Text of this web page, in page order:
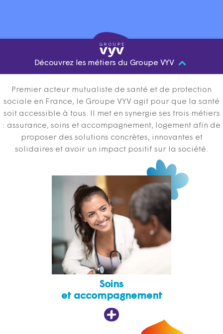
Découvrez les métiers du Groupe VYV
Premier acteur mutualiste de santé et de protection
sociale en France, le Groupe VYV agit pour que la santé
soit accessible à tous. Il met en synergie ses trois métiers
: assurance, soins et accompagnement, logement afin de
proposer des solutions concrètes, innovantes et
solidaires et avoir un impact positif sur la société.
Soins
et accompagnement